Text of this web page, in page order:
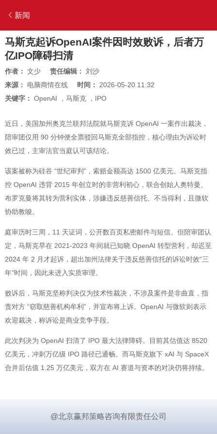
新闻
马斯克起诉OpenAI案件因时效败诉，后者万
亿IPO障碍扫清
作者： 文少 责任编辑： 刘沙
来源： 电脑商情在线 时间： 2026-05-20 11:32
关键字： OpenAI ， 马斯克 ， IPO
近日，美国加州奥克兰联邦法院就马斯克诉 OpenAI 一案作出裁决，
陪审团仅用 90 分钟便全票驳回马斯克全部指控，核心理由为诉讼时
效已过，主审法官当庭认可该结论。
该案被称为硅谷 “世纪审判”，索赔金额高达 1500 亿美元。马斯克指
控 OpenAI 违背 2015 年创立时的非营利初心，联合创始人奥特曼、
布罗克曼将其转为营利实体，涉嫌违反慈善信托、不当得利，且微软
协助教唆。
庭审历时三周，11 天证词，公开数百页私密邮件与短信。但陪审团认
定，马斯克早在 2021-2023 年间就已知晓 OpenAI 转型营利，却迟至
2024 年 2 月才起诉，超出加州法律关于违反慈善信托的诉讼时效“三
年”时间，因此未进入实质审理。
败诉后，马斯克坚称判决仅为技术性裁决，不涉及案件是非曲直，指
责对方 “窃取慈善机构牟利”，并宣布将上诉。OpenAI 与微软则表示
欢迎裁决，称诉讼是商业竞争手段。
此次判决为 OpenAI 扫清了 IPO 最大法律障碍。目前其估值达 8520
亿美元，冲刺万亿级 IPO 路径已通畅。而马斯克旗下 xAI 与 SpaceX
合并后估值 1.25 万亿美元，双方在 AI 赛道与资本的对决仍将持续。
@北京赢邦策略咨询有限责任公司